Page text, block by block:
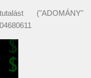
("ADOMÁNY"